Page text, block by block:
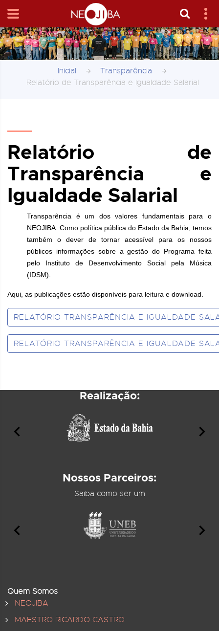
Inicial
Transparência
Relatório de Transparência e Igualdade Salarial
Relatório de
Transparência e
Igualdade Salarial
Transparência é um dos valores fundamentais para o
NEOJIBA. Como política pública do Estado da Bahia, temos
também o dever de tornar acessível para os nossos
públicos informações sobre a gestão do Programa feita
pelo Instituto de Desenvolvimento Social pela Música
(IDSM).
Aqui, as publicações estão disponíveis para leitura e download.
RELATÓRIO TRANSPARÊNCIA E IGUALDADE
RELATÓRIO TRANSPARÊNCIA E IGUALDADE
Realização:
Nossos Parceiros:
Saiba como ser um
Quem Somos
NEOJIBA
MAESTRO RICARDO CASTRO